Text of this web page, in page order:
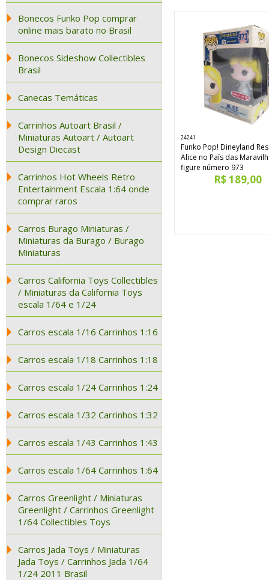
Bonecos Funko Pop comprar
online mais barato no Brasil
Bonecos Sideshow Collectibles
Brasil
Canecas Temáticas
Carrinhos Autoart Brasil /
Miniaturas Autoart / Autoart
Design Diecast
Carrinhos Hot Wheels Retro
Entertainment Escala 1:64 onde
comprar raros
Carros Burago Miniaturas /
Miniaturas da Burago / Burago
Miniaturas
Carros California Toys Collectibles
/ Miniaturas da California Toys
escala 1/64 e 1/24
Carros escala 1/16 Carrinhos 1:16
Carros escala 1/18 Carrinhos 1:18
Carros escala 1/24 Carrinhos 1:24
Carros escala 1/32 Carrinhos 1:32
Carros escala 1/43 Carrinhos 1:43
Carros escala 1/64 Carrinhos 1:64
Carros Greenlight / Miniaturas
Greenlight / Carrinhos Greenlight
1/64 Collectibles Toys
Carros Jada Toys / Miniaturas
Jada Toys / Carrinhos Jada 1/64
1/24 2011 Brasil
24241
Funko Pop! Dineyland
Alice no País das
figure número 973
R$ 189,00